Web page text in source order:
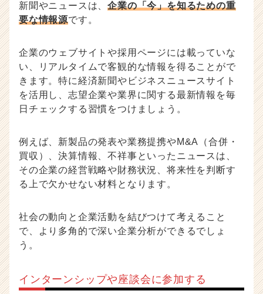
新聞やニュースは、企業の「今」を知るための重
要な情報源です。
企業のウェブサイトや採用ページには載っていな
い、リアルタイムで客観的な情報を得ることがで
きます。特に経済新聞やビジネスニュースサイト
を活用し、志望企業や業界に関する最新情報を毎
日チェックする習慣をつけましょう。
例えば、新製品の発表や業務提携やM&A（合併・
買収）、決算情報、不祥事といったニュースは、
その企業の経営戦略や財務状況、将来性を判断す
る上で欠かせない材料となります。
社会の動向と企業活動を結びつけて考えること
で、より多角的で深い企業分析ができるでしょ
う。
インターンシップや座談会に参加する